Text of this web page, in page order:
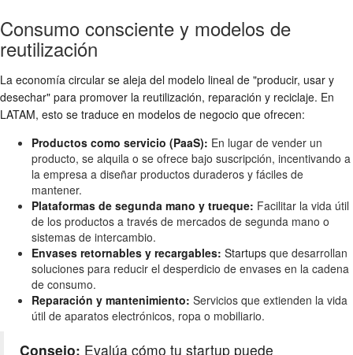
Consumo consciente y modelos de
reutilización
La economía circular se aleja del modelo lineal de "producir, usar y
desechar" para promover la reutilización, reparación y reciclaje. En
LATAM, esto se traduce en modelos de negocio que ofrecen:
Productos como servicio (PaaS): En lugar de vender un
producto, se alquila o se ofrece bajo suscripción, incentivando a
la empresa a diseñar productos duraderos y fáciles de
mantener.
Plataformas de segunda mano y trueque: Facilitar la vida útil
de los productos a través de mercados de segunda mano o
sistemas de intercambio.
Envases retornables y recargables: Startups que desarrollan
soluciones para reducir el desperdicio de envases en la cadena
de consumo.
Reparación y mantenimiento: Servicios que extienden la vida
útil de aparatos electrónicos, ropa o mobiliario.
Consejo: Evalúa cómo tu startup puede